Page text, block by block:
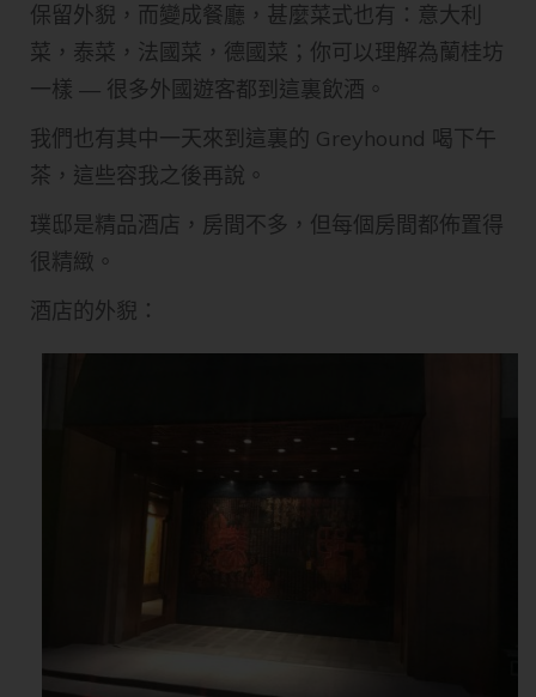
保留外貎，而變成餐廳，甚麼菜式也有：意大利
菜，泰菜，法國菜，德國菜；你可以理解為蘭桂坊
一樣 — 很多外國遊客都到這裏飲酒。
我們也有其中一天來到這裏的 Greyhound 喝下午
茶，這些容我之後再說。
璞邸是精品酒店，房間不多，但每個房間都佈置得
很精緻。
酒店的外貎：